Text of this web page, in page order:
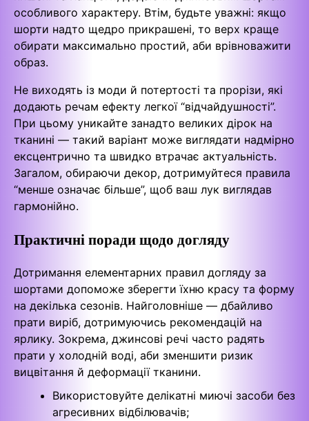
особливого характеру. Втім, будьте уважні: якщо
шорти надто щедро прикрашені, то верх краще
обирати максимально простий, аби врівноважити
образ.
Не виходять із моди й потертості та прорізи, які
додають речам ефекту легкої “відчайдушності”.
При цьому уникайте занадто великих дірок на
тканині — такий варіант може виглядати надмірно
ексцентрично та швидко втрачає актуальність.
Загалом, обираючи декор, дотримуйтеся правила
“менше означає більше”, щоб ваш лук виглядав
гармонійно.
Практичні поради щодо догляду
Дотримання елементарних правил догляду за
шортами допоможе зберегти їхню красу та форму
на декілька сезонів. Найголовніше — дбайливо
прати виріб, дотримуючись рекомендацій на
ярлику. Зокрема, джинсові речі часто радять
прати у холодній воді, аби зменшити ризик
вицвітання й деформації тканини.
Використовуйте делікатні миючі засоби без
агресивних відбілювачів;